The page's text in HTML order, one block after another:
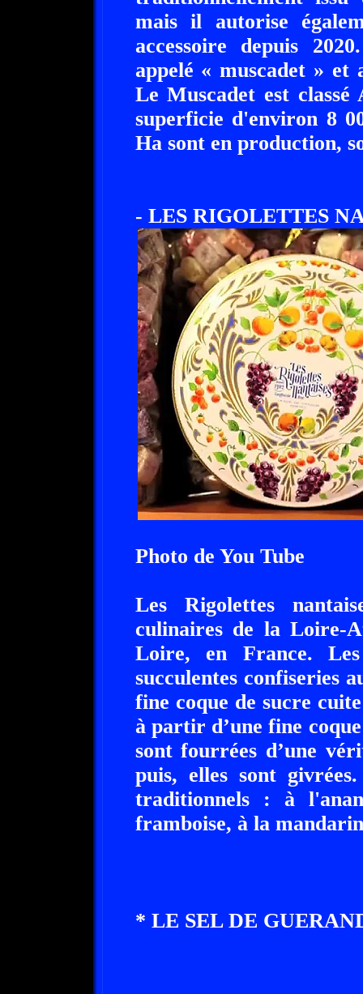
mais il autorise
accessoire depuis
appelé « muscadet » et
Le Muscadet est
superficie d'environ 8
Ha sont en production,
- LES RIGOLETTES
Photo de You Tube
Les Rigolettes
culinaires de la Loire-
Loire, en France.
succulentes confiseries
fine coque de sucre
à partir d’une fine
sont fourrées d’une
puis, elles sont
traditionnels : à
framboise, à la
* LE SEL DE